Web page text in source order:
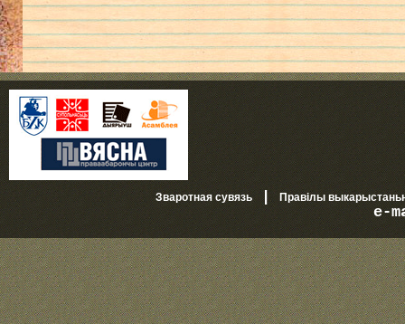
Зваротная сувязь| Правілы
e-